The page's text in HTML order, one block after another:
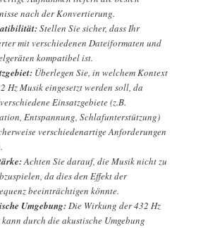
nach der Konvertierung.
Stellen Sie sicher, dass Ihr
mit verschiedenen Dateiformaten und
kompatibel ist.
Überlegen Sie, in welchem Kontext
Hz Musik eingesetzt werden soll, da
Einsatzgebiete (z.B.
Entspannung, Schlafunterstützung)
verschiedenartige Anforderungen
Achten Sie darauf, die Musik nicht zu
da dies den Effekt der
beeinträchtigen könnte.
Umgebung:Die Wirkung der 432 Hz
durch die akustische Umgebung